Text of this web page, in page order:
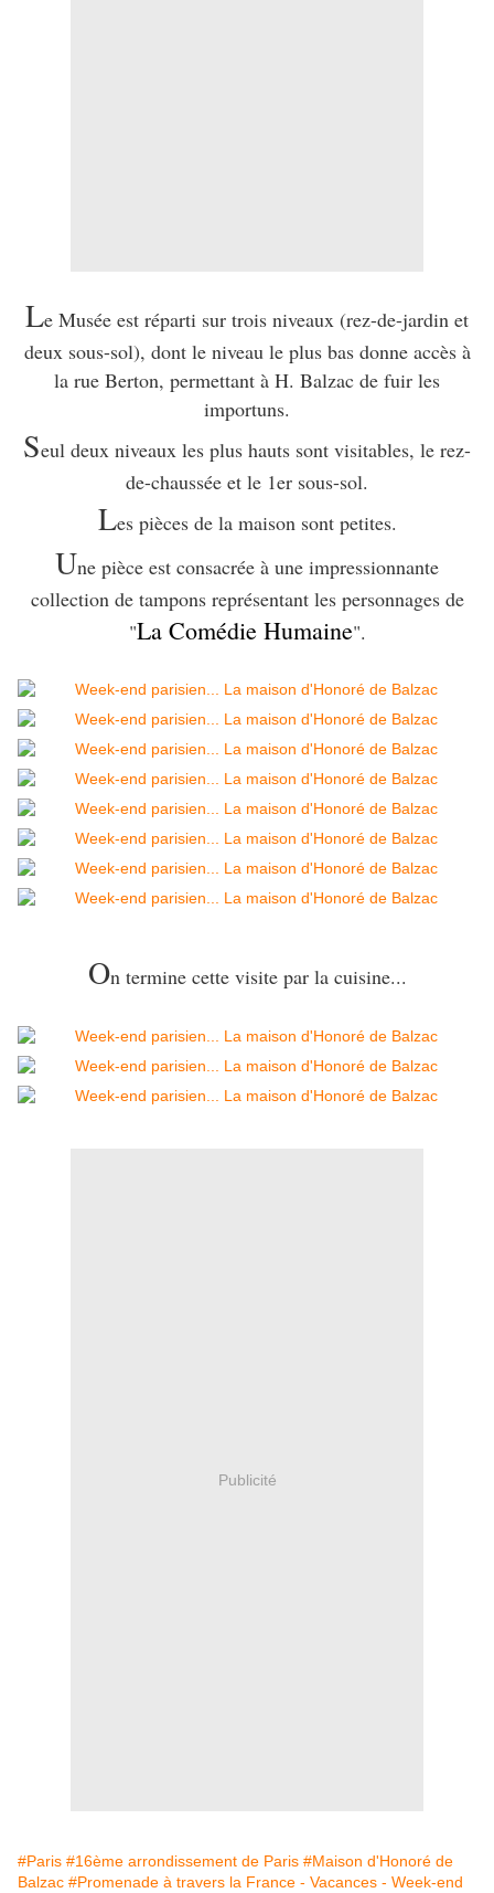
Le Musée est réparti sur trois niveaux (rez-de-jardin et
deux sous-sol), dont le niveau le plus bas donne accès à
la rue Berton, permettant à H. Balzac de fuir les
importuns.
Seul deux niveaux les plus hauts sont visitables, le rez-
de-chaussée et le 1er sous-sol.
Les pièces de la maison sont petites.
Une pièce est consacrée à une impressionnante
collection de tampons représentant les personnages de
"La Comédie Humaine".
On termine cette visite par la cuisine...
Publicité
#Paris #16ème arrondissement de Paris #Maison d'Honoré de
Balzac #Promenade à travers la France - Vacances - Week-end